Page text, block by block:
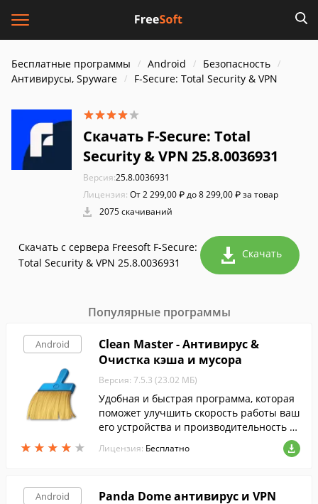
Бесплатные программы Android
Безопасность
Антивирусы, Spyware
F-Secure: Total Security & VPN
Скачать F-Secure: Total
Security & VPN 25.8.0036931
Версия:25.8.0036931
Лицензия: От 2 299,00 ₽ до 8 299,00 ₽ за товар
2075 скачиваний
Скачать с сервера Freesoft F-Secure:
Total Security & VPN 25.8.0036931
Скачать
Популярные программы
Android
★ ★ ★ ★ ★
★ ★ ★ ★ ★
Clean Master - Антивирус &
Очистка кэша и мусора
Версия: 7.5.3 (23.02 МБ)
Удобная и быстрая программа, которая
поможет улучшить скорость работы ваш
его устройства и производительность в
о время работы игр и прочих программ.
Лицензия: Бесплатно
Android Panda Dome антивирус и VPN